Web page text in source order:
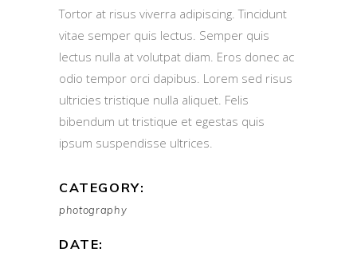
Tortor at risus viverra adipiscing. Tincidunt
vitae semper quis lectus. Semper quis
lectus nulla at volutpat diam. Eros donec ac
odio tempor orci dapibus. Lorem sed risus
ultricies tristique nulla aliquet. Felis
bibendum ut tristique et egestas quis
ipsum suspendisse ultrices.
CATEGORY:
photography
DATE: